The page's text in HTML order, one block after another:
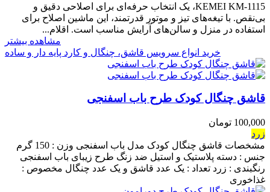
KEMEI KM-1115، یک انتخاب حرفه‌ای برای اصلاحی دقیق و
بی‌نقص. با تیغه‌های تیز و موتور قدرتمند، این ماشین اصلاح برای
استفاده در منزل و سالن‌های آرایش مناسب است. اقلام...
مشاهده بیشتر
خرید انواع سرویس قاشق، چنگال و کارد پایه دار و ساده
قاشق چنگال کودک طرح باب اسفنجی
100,000 تومان
زرد
مشخصات قاشق چنگال کودک مدل باب اسفنجی وزن : 150 گرم
جنس : دسته پلاستیک و استیل ضد زنگ طرح زیبای باب اسفنجی
رنگبندی : زرد تعداد : یک عدد قاشق و یک عدد چنگال مخصوص :
غذاخوری